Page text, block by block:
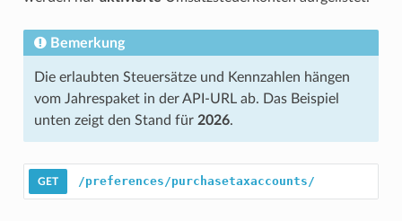
Bemerkung
Die erlaubten Steuersätze und Kennzahlen hängen
vom Jahrespaket in der API-URL ab. Das Beispiel
unten zeigt den Stand für 2026.
/preferences/purchasetaxaccounts/